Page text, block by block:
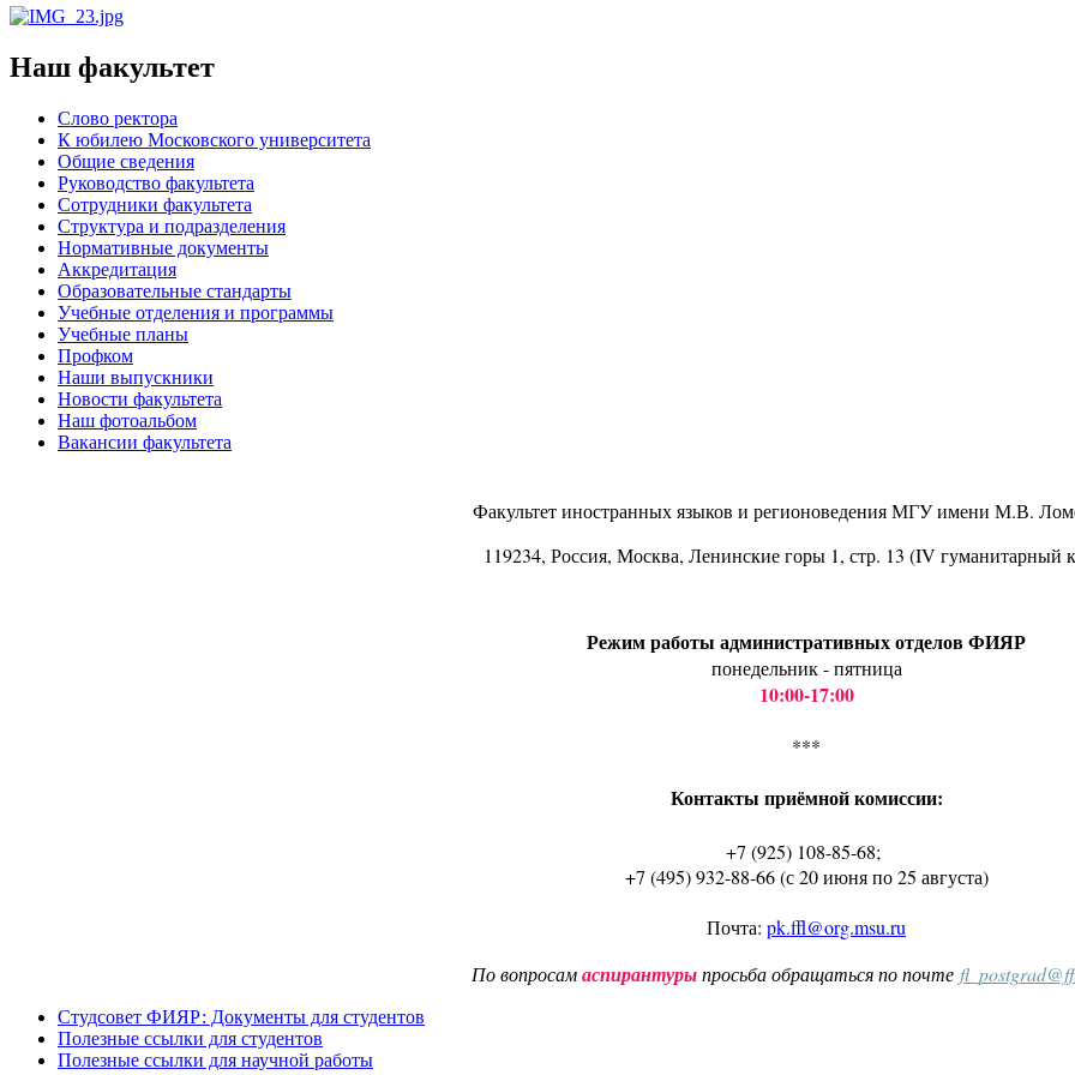
Наш факультет
Слово ректора
К юбилею Московского университета
Общие сведения
Руководство факультета
Сотрудники факультета
Структура и подразделения
Нормативные документы
Аккредитация
Образовательные стандарты
Учебные отделения и программы
Учебные планы
Профком
Наши выпускники
Новости факультета
Наш фотоальбом
Вакансии факультета
Факультет иностранных языков и регионоведения МГУ имени М.В.
119234, Россия, Москва, Ленинские горы 1, стр. 13 (IV гуманитарный
Режим работы административных отделов ФИЯР
понедельник - пятница
10:00-17:00
***
Контакты приёмной комиссии:
+7 (925) 108-85-68;
+7 (495) 932-88-66 (с 20 июня по 25 августа)
Почта: pk.ffl@org.msu.ru
По вопросамаспирантурыпросьба обращаться по почте
Студсовет ФИЯР: Документы для студентов
Полезные ссылки для студентов
Полезные ссылки для научной работы